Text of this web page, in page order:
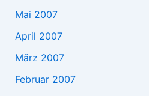
Mai 2007
April 2007
März 2007
Februar 2007